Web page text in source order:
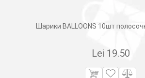
Шарики BALLOONS 10шт
Lei 19.50